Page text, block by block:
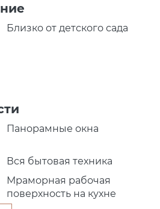
Близко от детского сада
Панорамные окна
Вся бытовая техника
Мраморная рабочая
поверхность на кухне